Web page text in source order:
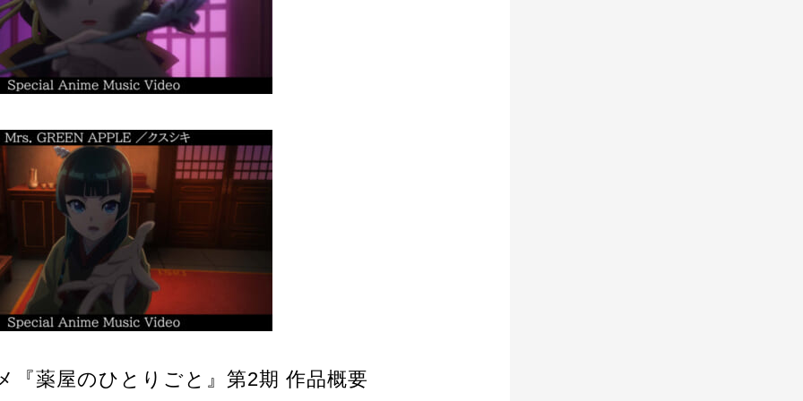
『薬屋のひとりごと』第2期 作品概要